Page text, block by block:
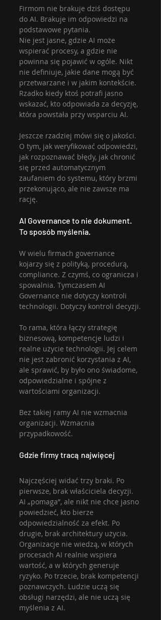
Firmom nie brakuje dziś dostępu
do AI. Brakuje im odpowiedzi na
podstawowe pytania.
Nie jest jasne, gdzie AI może
wspierać procesy, a gdzie nie
powinna się pojawić w ogóle. Nikt
nie definiuje, jakie dane mogą być
przetwarzane i w jakim kontekście.
Rzadko kiedy ktoś potrafi jasno
wskazać, kto odpowiada za decyzję,
która powstała przy wsparciu AI.
Jeszcze rzadziej mówi się o jakości.
O tym, jak weryfikować odpowiedzi,
jak rozpoznawać błędy, jak chronić
się przed automatycznym
zaufaniem do systemu, który brzmi
przekonująco, ale nie zawsze ma
rację.
AI Governance to nie dokument.
To sposób myślenia.
W wielu firmach governance
kojarzy się z polityką, procedurą,
compliance. Z czymś, co ogranicza i
spowalnia. Tymczasem AI
Governance nie dotyczy kontroli
technologii. Dotyczy kontroli decyzji.
To rama, która łączy strategię
biznesową, kompetencje ludzi i
realne użycie technologii. Jej celem
nie jest zabronić korzystania z AI,
ale sprawić, by było ono świadome,
odpowiedzialne i spójne z
wartościami organizacji.
Bez takiej ramy AI nie wzmacnia
organizacji. Wzmacnia
przypadkowość.
Gdzie firmy tracą najwięcej
Najczęściej widać trzy braki. Po
pierwsze, brak właściciela decyzji.
AI „pomaga”, ale nikt nie chce jasno
powiedzieć, kto bierze
odpowiedzialność za efekt. Po
drugie, brak architektury użycia.
Organizacje nie wiedzą, w których
procesach AI realnie wspiera
wartość, a w których generuje
ryzyko. Po trzecie, brak kompetencji
poznawczych. Ludzie uczą się
obsługi narzędzi, ale nie uczą się
myślenia z AI.